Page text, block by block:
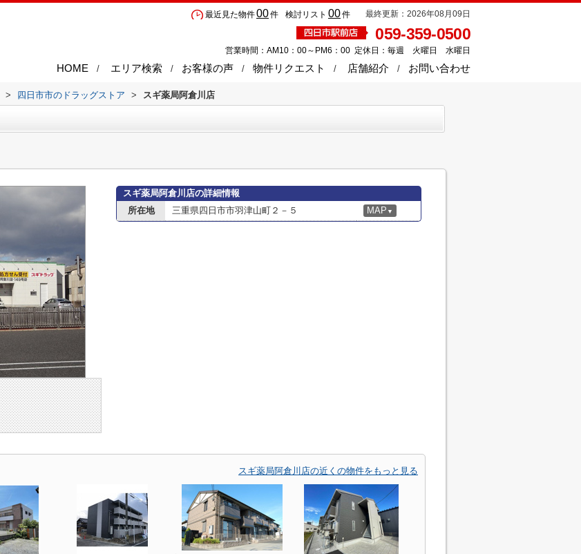
最終更新：2026年08月09日
検討リスト 00件
最近見た物件00件
059-359-0500
営業時間：AM10：00～PM6：00 定休日：毎週 火曜日 水曜日
お問い合わせ
店舗紹介
物件リクエスト
お客様の声
エリア検索
HOME
> 四日市市のドラッグストア > スギ薬局阿倉川店
スギ薬局阿倉川店の詳細情報
所在地
三重県四日市市羽津山町２－５ MAP ▼
スギ薬局阿倉川店の近くの物件をもっと見る